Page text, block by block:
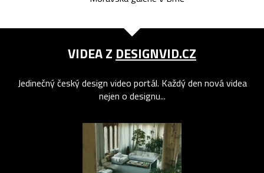
VIDEA Z DESIGNVID.CZ
Jedinečný český design video portál. Každý den nová videa
nejen o designu...